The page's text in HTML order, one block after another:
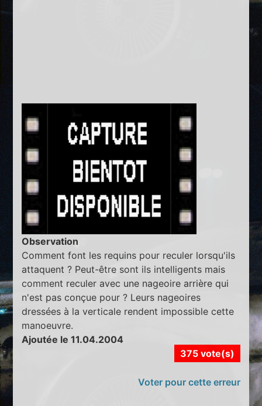
Observation
Comment font les requins pour reculer lorsqu'ils
attaquent ? Peut-être sont ils intelligents mais
comment reculer avec une nageoire arrière qui
n'est pas conçue pour ? Leurs nageoires
dressées à la verticale rendent impossible cette
manoeuvre.
Ajoutée le 11.04.2004
375 vote(s)
Voter pour cette erreur